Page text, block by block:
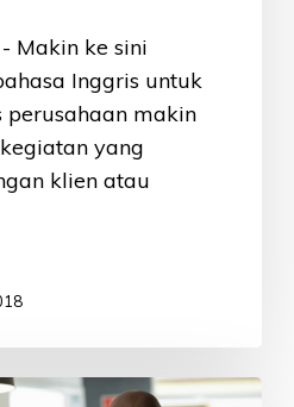
Makin ke sini
Inggris untuk
perusahaan makin
yang
klien atau